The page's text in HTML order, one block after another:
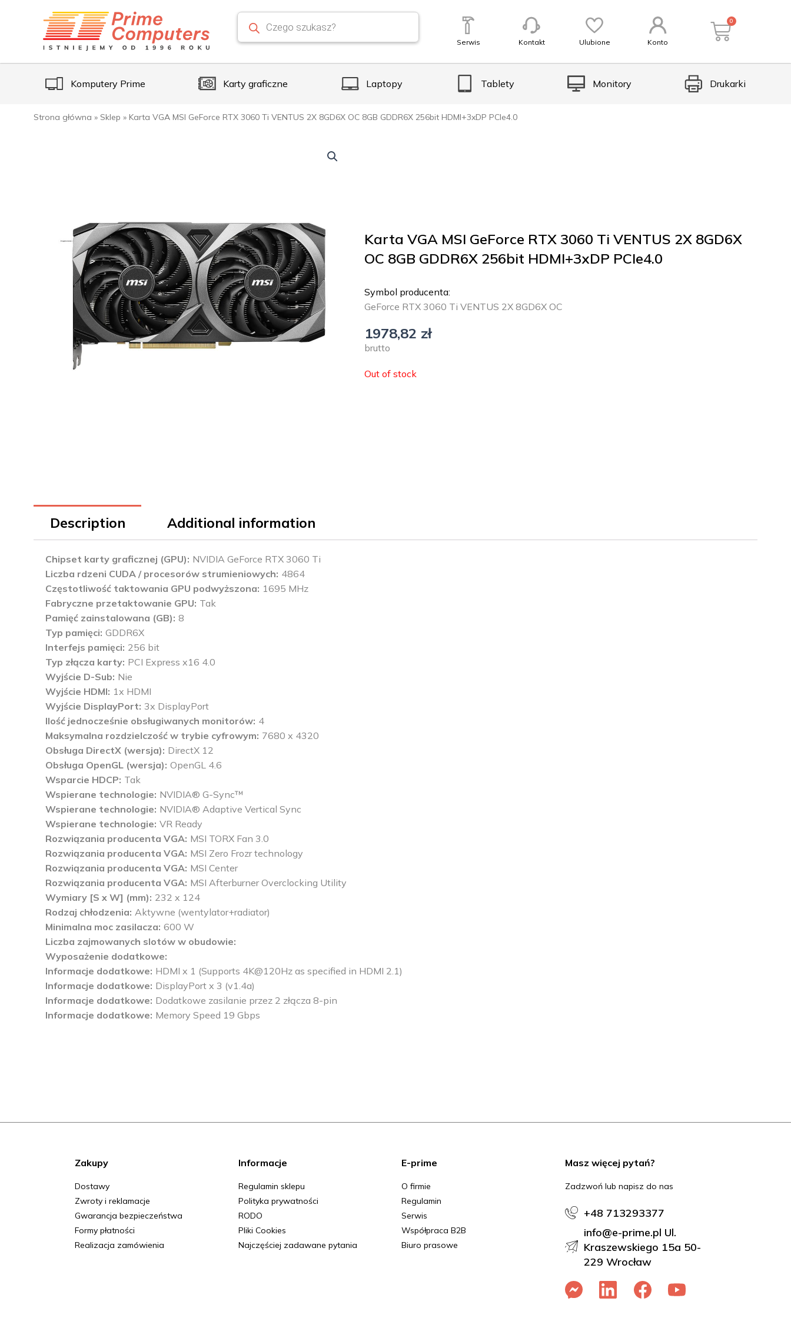
Serwis Kontakt Ulubione Konto
0
Komputery Prime Karty graficzne Laptopy Tablety Monitory Drukarki
Strona główna » Sklep » Karta VGA MSI GeForce RTX 3060 Ti VENTUS 2X 8GD6X OC 8GB GDDR6X 256bit HDMI+3xDP PCIe4.0
Karta VGA MSI GeForce RTX 3060 Ti VENTUS 2X 8GD6X
OC 8GB GDDR6X 256bit HDMI+3xDP PCIe4.0
Symbol producenta:
GeForce RTX 3060 Ti VENTUS 2X 8GD6X OC
1978,82 zł
brutto
Out of stock
Description Additional information
Chipset karty graficznej (GPU) NVIDIA GeForce RTX 3060 Ti
Liczba rdzeni CUDA / procesorów strumieniowych 4864
Częstotliwość taktowania GPU podwyższona 1695 MHz
Fabryczne przetaktowanie GPU Tak
Pamięć zainstalowana (GB) 8
Typ pamięci GDDR6X
Interfejs pamięci 256 bit
Typ złącza karty PCI Express x16 4.0
Wyjście D-Sub Nie
Wyjście HDMI 1x HDMI
Wyjście DisplayPort 3x DisplayPort
Ilość jednocześnie obsługiwanych monitorów 4
Maksymalna rozdzielczość w trybie cyfrowym 7680 x 4320
Obsługa DirectX (wersja) DirectX 12
Obsługa OpenGL (wersja) OpenGL 4.6
Wsparcie HDCP Tak
Wspierane technologie NVIDIA® G-Sync™
Wspierane technologie NVIDIA® Adaptive Vertical Sync
Wspierane technologie VR Ready
Rozwiązania producenta VGA MSI TORX Fan 3.0
Rozwiązania producenta VGA MSI Zero Frozr technology
Rozwiązania producenta VGA MSI Center
Rozwiązania producenta VGA MSI Afterburner Overclocking Utility
Wymiary [S x W] (mm) 232 x 124
Rodzaj chłodzenia Aktywne (wentylator+radiator)
Minimalna moc zasilacza 600 W
Liczba zajmowanych slotów w obudowie
Wyposażenie dodatkowe
Informacje dodatkowe HDMI x 1 (Supports 4K@120Hz as specified in HDMI 2.1)
Informacje dodatkowe DisplayPort x 3 (v1.4a)
Informacje dodatkowe Dodatkowe zasilanie przez 2 złącza 8-pin
Informacje dodatkowe Memory Speed 19 Gbps
Zakupy
Dostawy
Zwroty i reklamacje
Gwarancja bezpieczeństwa
Formy płatności
Realizacja zamówienia
Informacje
Regulamin sklepu
Polityka prywatności
RODO
Pliki Cookies
Najczęściej zadawane pytania
E-prime
O firmie
Regulamin
Serwis
Współpraca B2B
Biuro prasowe
Masz więcej pytań?
Zadzwoń lub napisz do nas
+48 713293377
info@e-prime.pl Ul.
Kraszewskiego 15a 50-
229 Wrocław